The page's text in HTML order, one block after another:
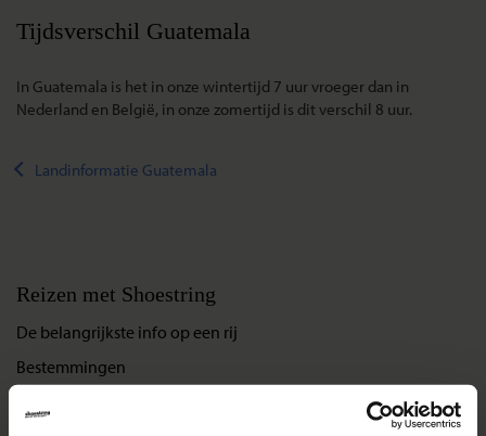
Tijdsverschil Guatemala
In Guatemala is het in onze wintertijd 7 uur vroeger dan in
Nederland en België, in onze zomertijd is dit verschil 8 uur.
Landinformatie Guatemala
Reizen met Shoestring
De belangrijkste info op een rij
Bestemmingen